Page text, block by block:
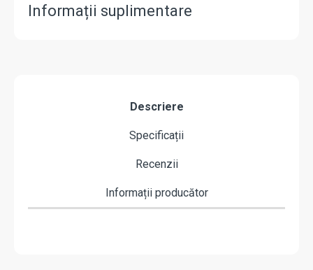
Informații suplimentare
Descriere
Specificații
Recenzii
Informații producător